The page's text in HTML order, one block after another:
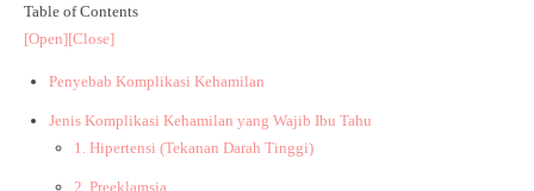
Table of Contents
[Open][Close]
Penyebab Komplikasi Kehamilan
Jenis Komplikasi Kehamilan yang Wajib Ibu Tahu
1. Hipertensi (Tekanan Darah Tinggi)
2. Preeklamsia